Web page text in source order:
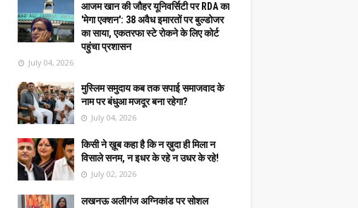
आजम खान की जौहर यूनिवर्सिटी पर RDA का
'मेगा एक्शन': 38 अवैध इमारतों पर बुल्डोजर
का साया, एकतरफा स्टे रोकने के लिए कोर्ट
पहुंचा प्रशासन
July 04, 2026
मुस्लिम समुदाय कब तक सपाई समाजवाद के
नाम पर बंधुआ मजदूर बना रहेगा?
July 04, 2026
किसी ने ख़ूब कहा है कि न ख़ुदा ही मिला न
विसाले सनम, न इधर के रहे न उधर के रहे!
July 02, 2026
लखनऊ अलीगंज अग्निकांड पर सोशल